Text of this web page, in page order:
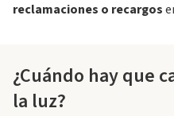
reclamaciones o recargos
¿Cuándo hay que
la luz?